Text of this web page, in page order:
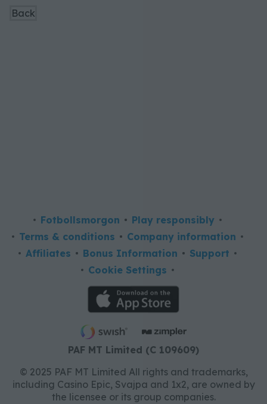
Back
Fotbollsmorgon
Play responsibly
Terms & conditions
Company information
Affiliates
Bonus Information
Support
Cookie Settings
PAF MT Limited (C 109609)
© 2025 PAF MT Limited All rights and trademarks,
including Casino Epic, Svajpa and 1x2, are owned by
the licensee or its group companies.